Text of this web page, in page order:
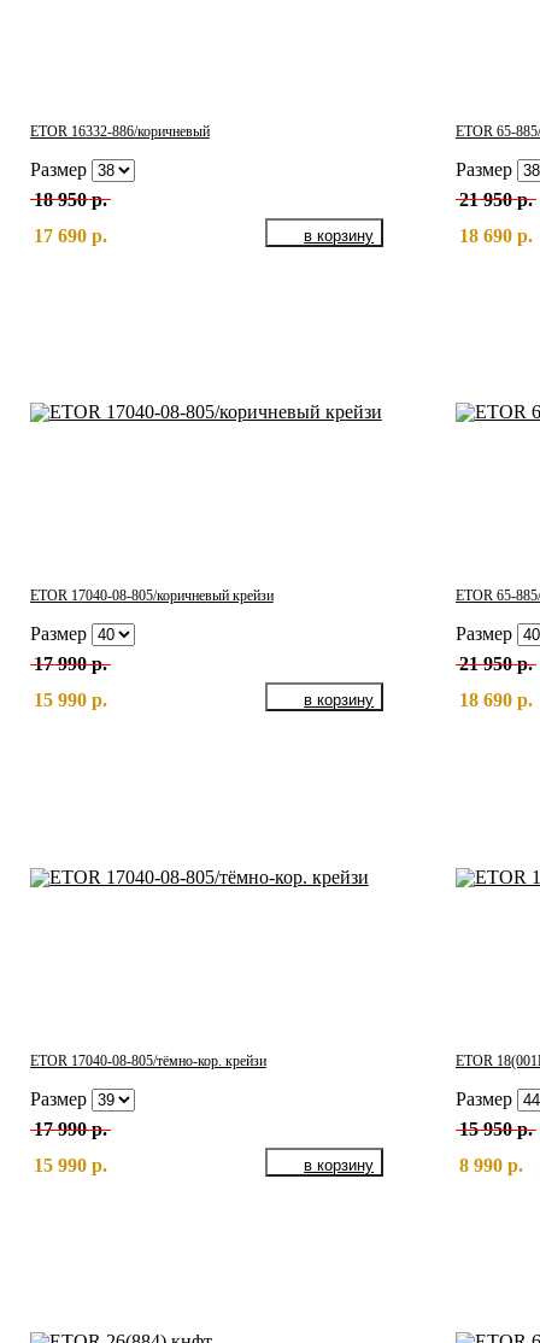
ETOR 16332-886/коричневый
Размер
18 950 р.
17 690 р.
ETOR 65-
Размер
21 950 р.
18 690 р.
ETOR 17040-08-805/коричневый крейзи
Размер
17 990 р.
15 990 р.
ETOR 65-
Размер
21 950 р.
18 690 р.
ETOR 17040-08-805/тёмно-кор. крейзи
Размер
17 990 р.
15 990 р.
ETOR
Размер
15 950 р.
8 990 р.